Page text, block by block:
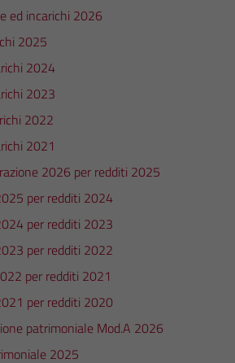
ed incarichi 2026
2025
2024
2023
2022
2021
2026 per redditi 2025
per redditi 2024
per redditi 2023
per redditi 2022
per redditi 2021
per redditi 2020
patrimoniale Mod.A 2026
2025